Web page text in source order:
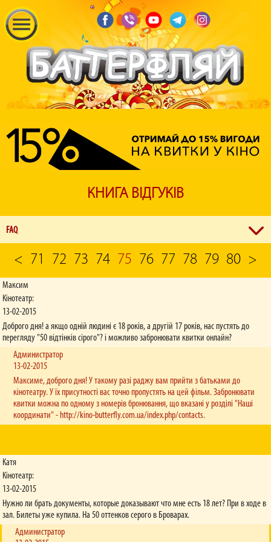
КНИГА ВІДГУКІВ
FAQ
З якої години можна купувати квитки у кінотеатрі?
розкладі.
Як можна повернути онлайн-квиток?
Квитки повертаються через спеціальний сервіс (див. розділ "Правила"). Звертаємо
вашу увагу, що повернути онлайн-квиток можливо не пізніше аніж за 2 години до
початку сеансу.
Не надійшли онлайн-квитки на пошту, що робити?
Якщо після завершення оплати онлайн-замовлення квитки не надійшли на вашу пошту
протягом 10-15 хвилин, зверніться, будь ласка, до техпідтримки кінотеатру, де ви
оформлювали онлайн-замовлення. Контактний номер вказано у схемах залів та у
розділі "Контакти".
Чи обов’язково пред'являти учнівський/студентський квиток для
Чи діють у вашій мережі знижки за карткою ISIC?
У мережі кінотеатрів «Баттерфляй» знижки за карткою ISIC надаються на умовах
знижок для студентів.
Чи існує знижка на прем’єрний сеанс?
На прем’єрні сеанси знижки не надаються.
< 71 72 73 74 75 76 77 78 79 80 >
Максим
Кінотеатр:
13-02-2015
Доброго дня! а якщо одній людині є 18 років, а другій 17 років, нас пустять до
перегляду "50 відтінків сірого"? і можливо забронювати квитки онлайн?
Администратор
13-02-2015
Максиме, доброго дня! У такому разі раджу вам прийти з батьками до
кінотеатру. У їх присутності вас точно пропустять на цей фільм. Забронювати
квитки можна по одному з номерів бронювання, що вказані у розділі "Наші
координати" - http://kino-butterfly.com.ua/index.php/contacts.
Катя
Кінотеатр:
13-02-2015
Нужно ли брать документы, которые доказывают что мне есть 18 лет? При в ходе в
зал. Билеты уже купила. На 50 оттенков серого в Броварах.
Администратор